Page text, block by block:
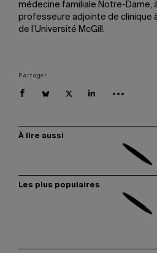
médecine familiale Notre-Dame,
professeure adjointe de clinique
de l’Université McGill.
Partager
À lire aussi
Les plus populaires